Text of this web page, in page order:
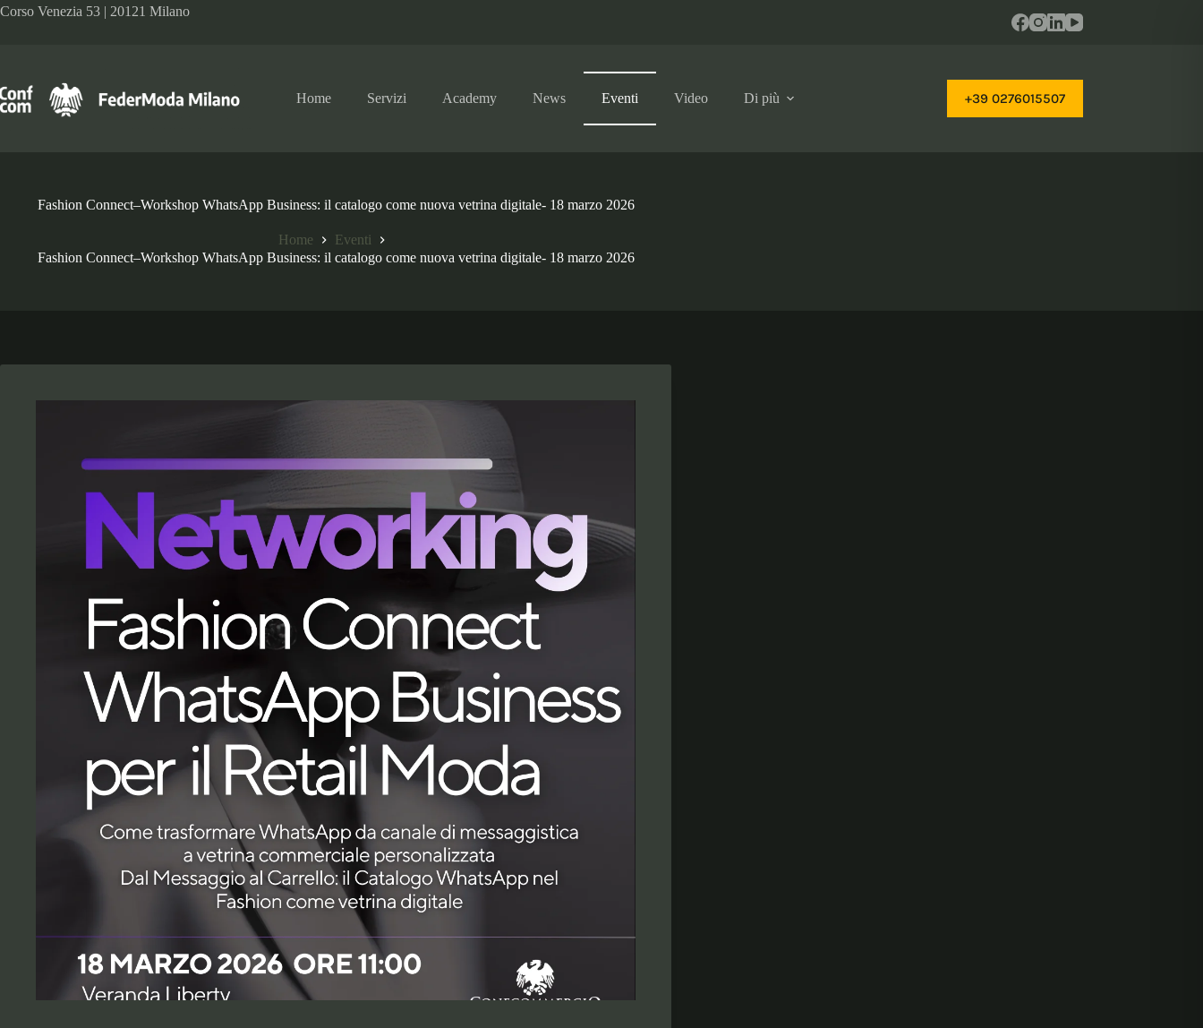
Salta
Corso Venezia 53 | 20121 Milano
Home Servizi Academy News Eventi Video Di più +39 0276015507
Fashion Connect–Workshop WhatsApp Business: il catalogo come nuova vetrina digitale- 18 marzo 2026
Home
Eventi
Fashion Connect–Workshop WhatsApp Business: il catalogo come nuova vetrina digitale- 18 marzo 2026